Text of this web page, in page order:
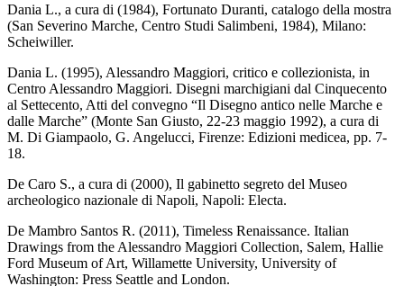
Dania L., a cura di (1984), Fortunato Duranti, catalogo della mostra
(San Severino Marche, Centro Studi Salimbeni, 1984), Milano:
Scheiwiller.
Dania L. (1995), Alessandro Maggiori, critico e collezionista, in
Centro Alessandro Maggiori. Disegni marchigiani dal Cinquecento
al Settecento, Atti del convegno “Il Disegno antico nelle Marche e
dalle Marche” (Monte San Giusto, 22-23 maggio 1992), a cura di
M. Di Giampaolo, G. Angelucci, Firenze: Edizioni medicea, pp. 7-
18.
De Caro S., a cura di (2000), Il gabinetto segreto del Museo
archeologico nazionale di Napoli, Napoli: Electa.
De Mambro Santos R. (2011), Timeless Renaissance. Italian
Drawings from the Alessandro Maggiori Collection, Salem, Hallie
Ford Museum of Art, Willamette University, University of
Washington: Press Seattle and London.